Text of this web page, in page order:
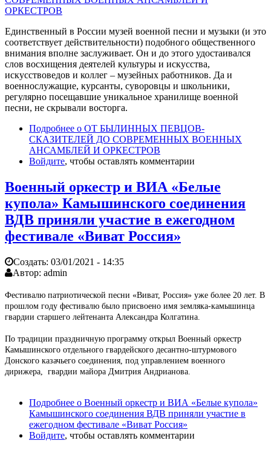
Единственный в России музей военной песни и музыки (и это
соответствует действительности) подобного общественного
внимания вполне заслуживает. Он и до этого удостаивался
слов восхищения деятелей культуры и искусства,
искусствоведов и коллег – музейных работников. Да и
военнослужащие, курсанты, суворовцы и школьники,
регулярно посещавшие уникальное хранилище военной
песни, не скрывали восторга.
Подробнее о ОТ БЫЛИННЫХ ПЕВЦОВ-
СКАЗИТЕЛЕЙ ДО СОВРЕМЕННЫХ ВОЕННЫХ
АНСАМБЛЕЙ И ОРКЕСТРОВ
Войдите, чтобы оставлять комментарии
Военный оркестр и ВИА «Белые
купола» Камышинского соединения
ВДВ приняли участие в ежегодном
фестивале «Виват Россия»
Создать: 03/01/2021 - 14:35
Автор: admin
Фестивалю патриотической песни «Виват, Россия» уже более 20 лет. В
прошлом году фестивалю было присвоено имя земляка-камышинца
гвардии старшего лейтенанта Александра Колгатина.
По традиции праздничную программу открыл Военный оркестр
Камышинского отдельного гвардейского десантно-штурмового
Донского казачьего соединения, под управлением военного
дирижера, гвардии майора Дмитрия Андрианова.
Подробнее о Военный оркестр и ВИА «Белые купола»
Камышинского соединения ВДВ приняли участие в
ежегодном фестивале «Виват Россия»
Войдите, чтобы оставлять комментарии